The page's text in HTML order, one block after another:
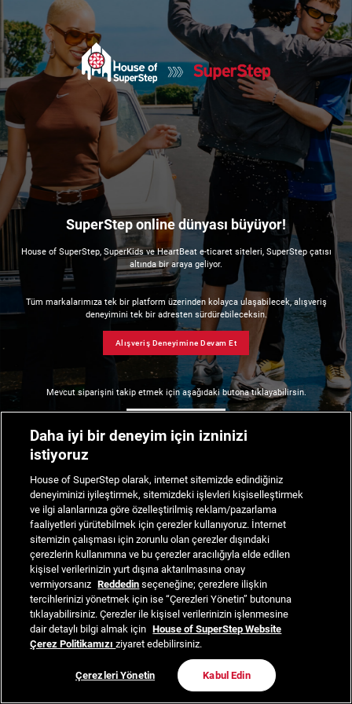
SuperStep online dünyası büyüyor!
House of SuperStep, SuperKids ve HeartBeat e-ticaret siteleri, SuperStep çatısı
altında bir araya geliyor.
Tüm markalarımıza tek bir platform üzerinden kolayca ulaşabilecek, alışveriş
deneyimini tek bir adresten sürdürebileceksin.
Alışveriş Deneyimine Devam Et
Mevcut siparişini takip etmek için aşağıdaki butona tıklayabilirsin.
Daha iyi bir deneyim için izninizi
istiyoruz
House of SuperStep olarak, internet sitemizde edindiğiniz
deneyiminizi iyileştirmek, sitemizdeki işlevleri kişiselleştirmek
ve ilgi alanlarınıza göre özelleştirilmiş reklam/pazarlama
faaliyetleri yürütebilmek için çerezler kullanıyoruz. İnternet
sitemizin çalışması için zorunlu olan çerezler dışındaki
çerezlerin kullanımına ve bu çerezler aracılığıyla elde edilen
kişisel verilerinizin yurt dışına aktarılmasına onay
vermiyorsanız Reddedin seçeneğine; çerezlere ilişkin
tercihlerinizi yönetmek için ise “Çerezleri Yönetin” butonuna
tıklayabilirsiniz. Çerezler ile kişisel verilerinizin işlenmesine
dair detaylı bilgi almak için House of SuperStep Website
Çerez Politikamızıziyaret edebilirsiniz.
Çerezleri Yönetin Kabul Edin